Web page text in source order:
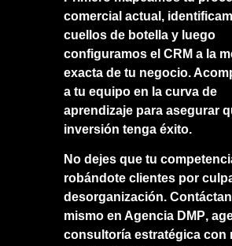
comercial actual,
cuellos de botella y luego
configuramos el CRM a la
exacta de tu negocio.
a tu equipo en la curva de
aprendizaje para asegurar
inversión tenga éxito.
No dejes que tu
robándote clientes por
desorganización.
mismo en Agencia DMP,
consultoría estratégica con